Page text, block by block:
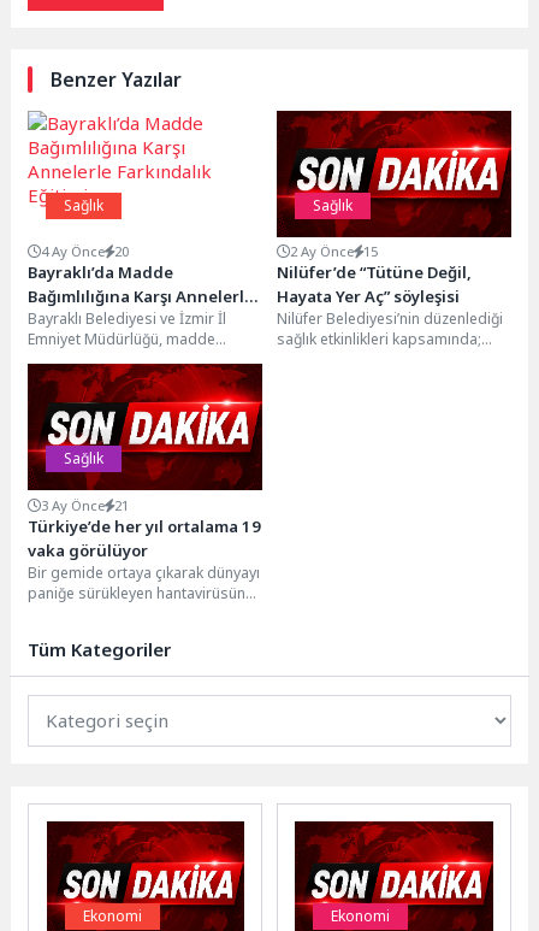
Benzer Yazılar
Sağlık
4 Ay Önce 20
Bayraklı’da Madde
Bağımlılığına Karşı Annelerle
Farkındalık Eğitimi
Bayraklı Belediyesi ve İzmir İl
Emniyet Müdürlüğü, madde
bağımlılığıyla mücadelede erken
farkındalık sağlamak amacıyla
önemli...
Sağlık
2 Ay Önce 15
Nilüfer’de “Tütüne Değil,
Hayata Yer Aç” söyleşisi
Nilüfer Belediyesi’nin düzenlediği
sağlık etkinlikleri kapsamında;
Sağlık
3 Ay Önce 21
Türkiye’de her yıl ortalama 19
vaka görülüyor
Bir gemide ortaya çıkarak dünyayı
paniğe sürükleyen hantavirüsün
Tüm Kategoriler
Ekonomi Ekonomi